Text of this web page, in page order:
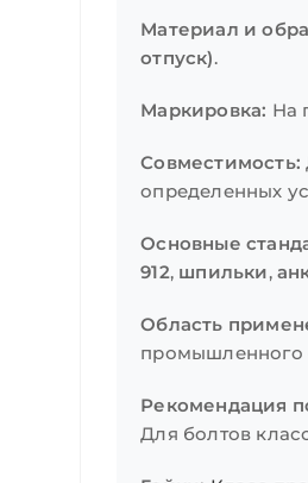
Материал и
отпуск).
Маркировка: На
Совместимость:
определенных
Основные
912, шпильки,
Область
промышленного
Рекомендация
Для болтов